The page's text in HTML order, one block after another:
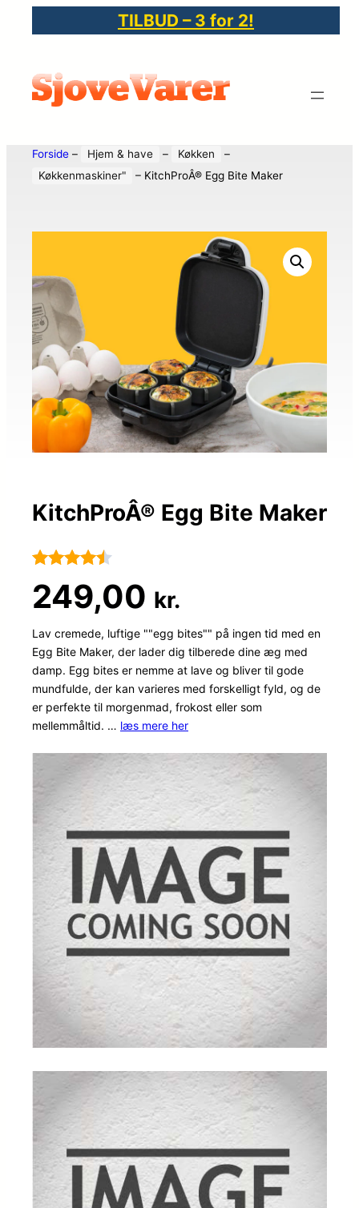
TILBUD – 3 for 2!
Forside – Hjem & have – Køkken
–
Køkkenmaskiner"
– KitchProÂ® Egg Bite Maker
KitchProÂ® Egg Bite Maker
som4.4
ud af 5
baseret
på
kundebedø
mmelser
249,00 kr.
Lav cremede, luftige ""egg bites"" på ingen tid med en
Egg Bite Maker, der lader dig tilberede dine æg med
damp. Egg bites er nemme at lave og bliver til gode
mundfulde, der kan varieres med forskelligt fyld, og de
er perfekte til morgenmad, frokost eller som
mellemmåltid. … læs mere her